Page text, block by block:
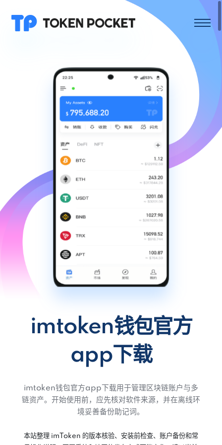
imtoken钱包官方
app下载
imtoken钱包官方app下载用于管理区块链账户与多
链资产。开始使用前，应先核对软件来源，并在离线环
境妥善备份助记词。
本站整理 imToken 的版本核验、安装前检查、账户备份和常